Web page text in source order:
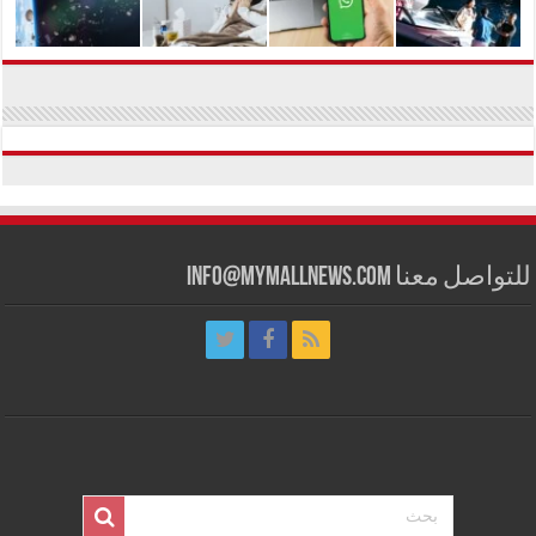
للتواصل معنا info@mymallnews.com